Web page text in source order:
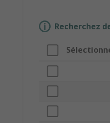
Recherchez